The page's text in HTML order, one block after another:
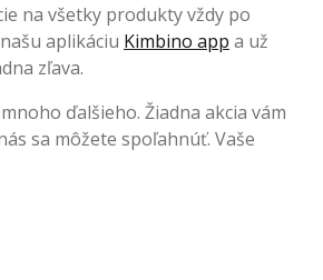
na všetky produkty vždy po
aplikáciu Kimbino app a už
zľava.
ďalšieho. Žiadna akcia vám
sa môžete spoľahnúť. Vaše